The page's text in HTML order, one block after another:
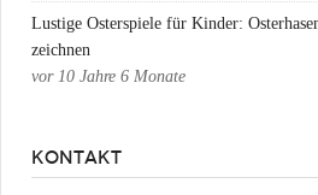
Lustige Osterspiele für Kinder:
zeichnen
vor 10 Jahre 6 Monate
KONTAKT